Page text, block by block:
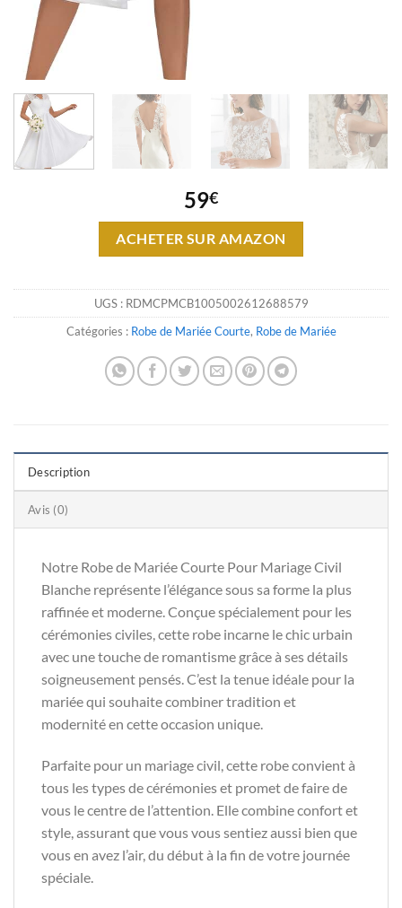
59€
ACHETER SUR AMAZON
UGS : RDMCPMCB1005002612688579
Catégories : Robe de Mariée Courte, Robe de Mariée
Description
Avis (0)
Notre Robe de Mariée Courte Pour Mariage Civil
Blanche représente l’élégance sous sa forme la plus
raffinée et moderne. Conçue spécialement pour les
cérémonies civiles, cette robe incarne le chic urbain
avec une touche de romantisme grâce à ses détails
soigneusement pensés. C’est la tenue idéale pour la
mariée qui souhaite combiner tradition et
modernité en cette occasion unique.
Parfaite pour un mariage civil, cette robe convient à
tous les types de cérémonies et promet de faire de
vous le centre de l’attention. Elle combine confort et
style, assurant que vous vous sentiez aussi bien que
vous en avez l’air, du début à la fin de votre journée
spéciale.